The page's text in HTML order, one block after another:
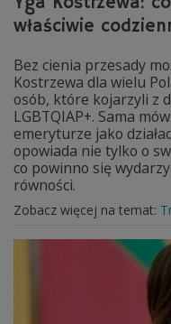
właściwie
Bez cienia przesady
Kostrzewa dla wielu
osób, które kojarzyli z
LGBTQIAP+. Sama
emeryturze jako
opowiada nie tylko o
co powinno się
równości.
Zobacz więcej na temat: